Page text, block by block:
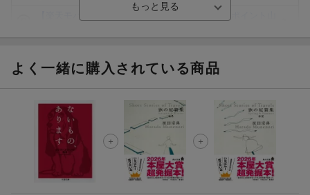
ト山分け
エントリー＆3,000円以上購入で無料データSIM（3GB/月プ
ラン）が当たる！
楽天モバイル紹介キャンペーンの拡散で300円OFFクーポン
よく一緒に購入されている商品